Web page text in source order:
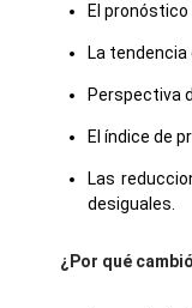
El
La
Perspectiva
El índice de
Las
desiguales.
¿Por qué